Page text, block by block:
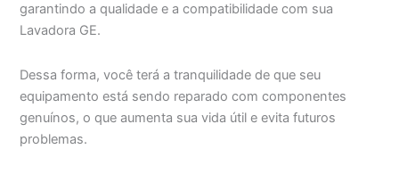
garantindo a qualidade e a compatibilidade com sua
Lavadora GE.
Dessa forma, você terá a tranquilidade de que seu
equipamento está sendo reparado com componentes
genuínos, o que aumenta sua vida útil e evita futuros
problemas.